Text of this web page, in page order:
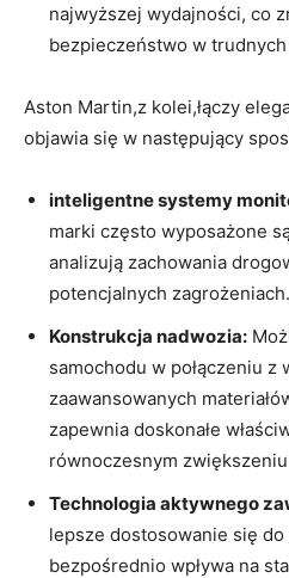
najwyższej wydajności, co
bezpieczeństwo w
Aston Martin,z kolei,łączy
objawia się w następujący
inteligentne systemy
marki często wyposażone
analizują zachowania
potencjalnych zagrożeniach.
Konstrukcja nadwozia:
samochodu w połączeniu z
zaawansowanych
zapewnia doskonałe
równoczesnym
Technologia aktywnego
lepsze dostosowanie się
bezpośrednio wpływa na